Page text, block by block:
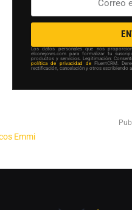
Los datos personales que nos
elconejows.com para formalizar tu
productos y servicios. Legitimación:
política de privacidad de FluentCRM.
rectificación, cancelación y otros escribiendo